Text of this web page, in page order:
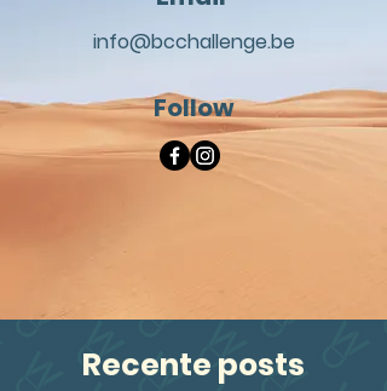
info@bcchallenge.be
Follow
Recente posts